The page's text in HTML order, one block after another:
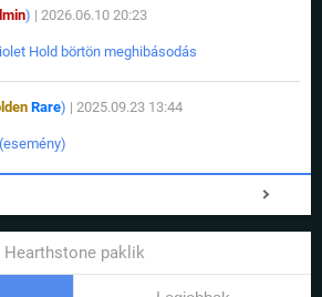
) | 2026.06.10 20:23
Hold börtön meghibásodás
Rare) | 2025.09.23 13:44
Hearthstone paklik